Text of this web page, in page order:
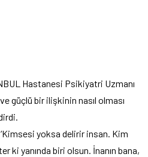
Hastanesi Psikiyatri Uzmanı
güçlü bir ilişkinin nasıl olması
yoksa delirir insan. Kim
ki yanında biri olsun. İnanın bana,